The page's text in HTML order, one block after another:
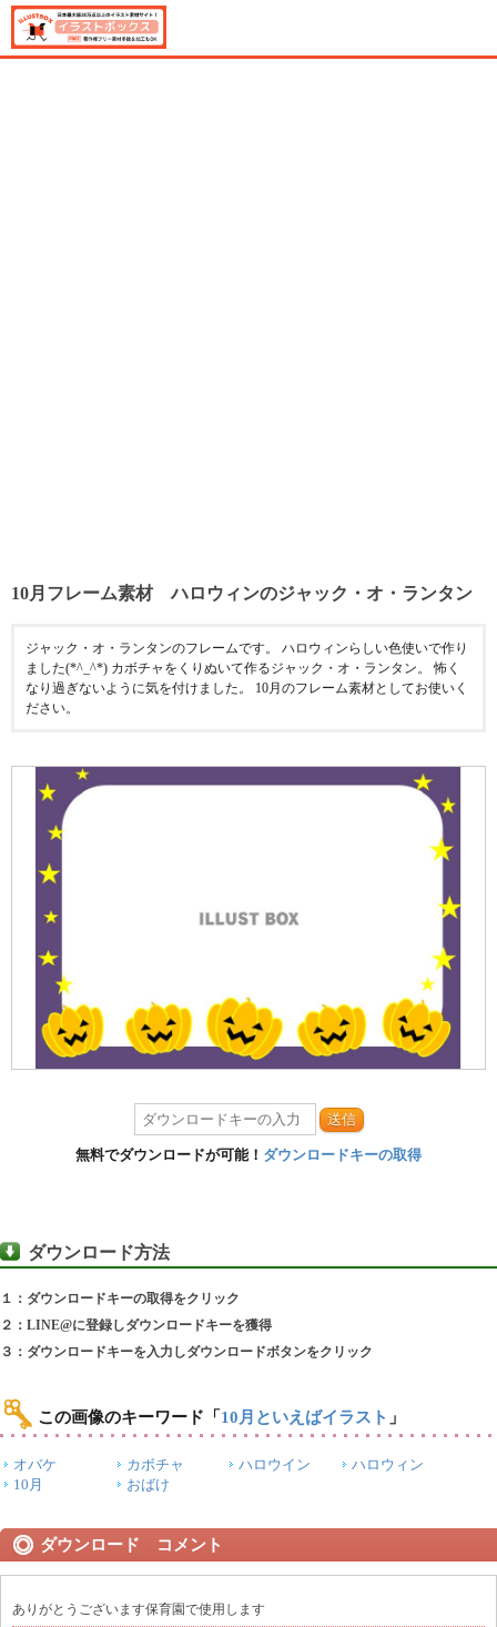
10月フレーム素材 ハロウィンのジャック・オ・ランタン
ジャック・オ・ランタンのフレームです。 ハロウィンらしい色使いで作り
ました(*^_^*) カボチャをくりぬいて作るジャック・オ・ランタン。 怖く
なり過ぎないように気を付けました。 10月のフレーム素材としてお使いく
ださい。
送信
無料でダウンロードが可能！ ダウンロードキーの取得
ダウンロード方法
１：ダウンロードキーの取得をクリック
２：LINE@に登録しダウンロードキーを獲得
３：ダウンロードキーを入力しダウンロードボタンをクリック
この画像のキーワード 「 10月といえばイラスト 」
オバケ カボチャ ハロウイン
ハロウィン
10月
おばけ
ダウンロード コメント
ありがとうございます保育園で使用します